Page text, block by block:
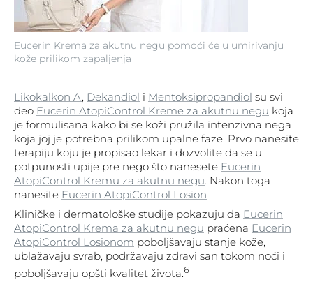
Eucerin Krema za akutnu negu pomoći će u umirivanju
kože prilikom zapaljenja
Likokalkon A, Dekandiol i Mentoksipropandiol su svi
deo Eucerin AtopiControl Kreme za akutnu negu koja
je formulisana kako bi se koži pružila intenzivna nega
koja joj je potrebna prilikom upalne faze. Prvo nanesite
terapiju koju je propisao lekar i dozvolite da se u
potpunosti upije pre nego što nanesete Eucerin
AtopiControl Kremu za akutnu negu. Nakon toga
nanesite Eucerin AtopiControl Losion.
Kliničke i dermatološke studije pokazuju da Eucerin
AtopiControl Krema za akutnu negu praćena Eucerin
AtopiControl Losionom poboljšavaju stanje kože,
ublažavaju svrab, podržavaju zdravi san tokom noći i
poboljšavaju opšti kvalitet života.6